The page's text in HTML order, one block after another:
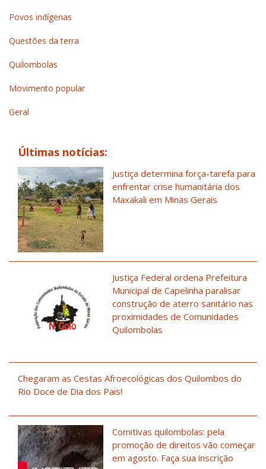
Povos indígenas
Questões da terra
Quilombolas
Movimento popular
Geral
Últimas notícias:
Justiça determina força-tarefa para
enfrentar crise humanitária dos
Maxakali em Minas Gerais
Justiça Federal ordena Prefeitura
Municipal de Capelinha paralisar
construção de aterro sanitário nas
proximidades de Comunidades
Quilombolas
Chegaram as Cestas Afroecológicas dos Quilombos do
Rio Doce de Dia dos Pais!
Comitivas quilombolas: pela
promoção de direitos vão começar
em agosto. Faça sua inscrição